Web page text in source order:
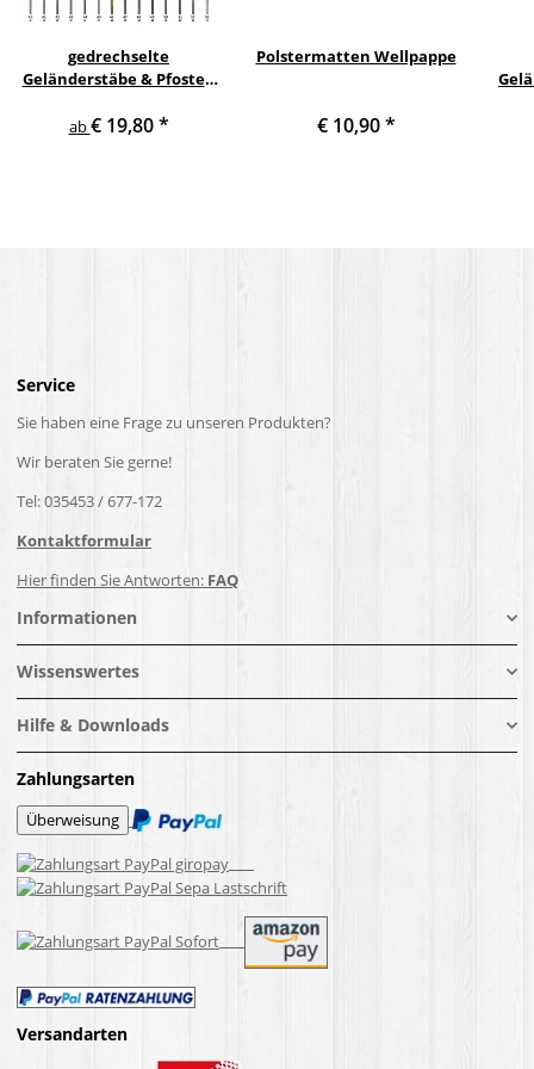
gedrechselte
Geländerstäbe & Pfosten
Treppe Geländer Säule
ab€ 19,80*
Polstermatten Wellpappe
€ 10,90*
Service
Sie haben eine Frage zu unseren Produkten?
Wir beraten Sie gerne!
Tel: 035453 / 677-172
Kontaktformular
Hier finden Sie Antworten: FAQ
Informationen
Wissenswertes
Hilfe & Downloads
Zahlungsarten
Versandarten